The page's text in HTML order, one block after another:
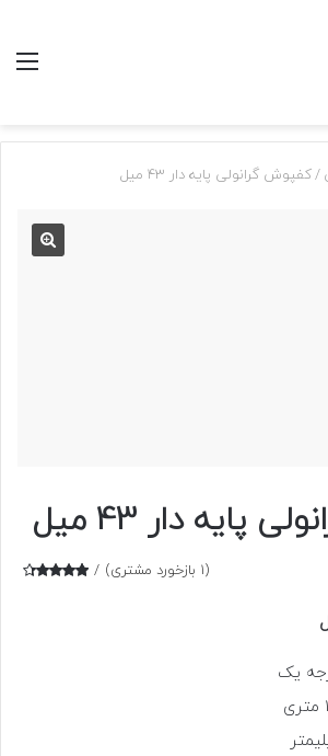
/کفپوش گرانولی پایه دار 43 میل
پایه دار 43 میل
(
1 بازخورد مشتری)
یک